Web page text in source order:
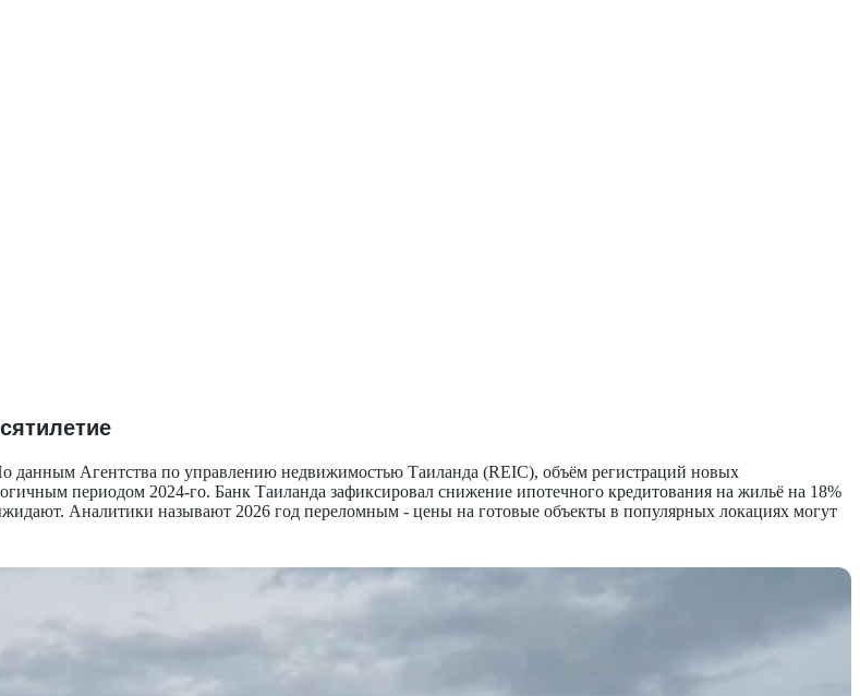
данным Агентства по управлению недвижимостью Таиланда (REIC), объём регистраций новых
периодом 2024-го. Банк Таиланда зафиксировал снижение ипотечного кредитования на жильё на 18%
Аналитики называют 2026 год переломным - цены на готовые объекты в популярных локациях могут